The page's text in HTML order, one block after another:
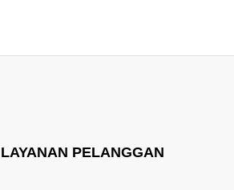
LAYANAN PELANGGAN